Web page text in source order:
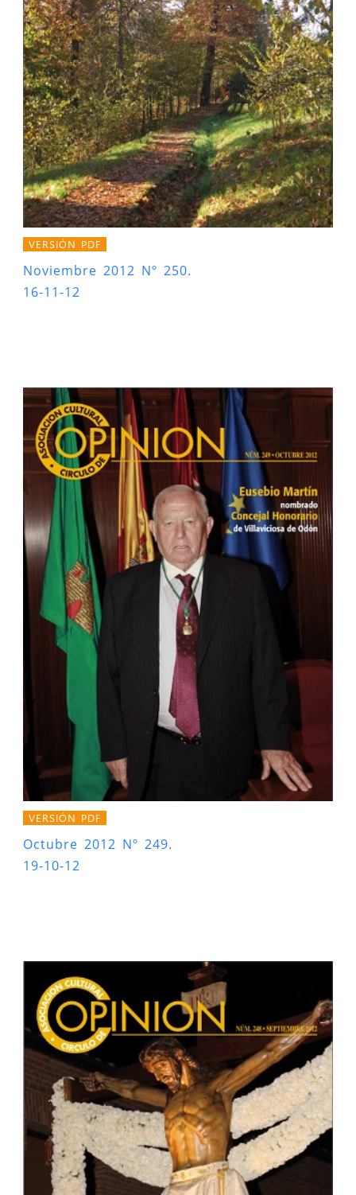
VERSIÓN PDF
Noviembre 2012 Nº 250.
16-11-12
VERSIÓN PDF
Octubre 2012 Nº 249.
19-10-12